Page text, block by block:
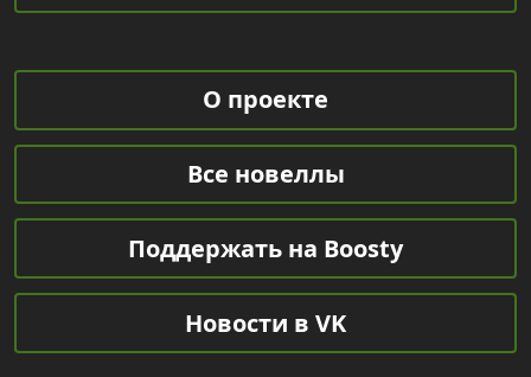
О проекте
Все новеллы
Поддержать на Boosty
Новости в VK